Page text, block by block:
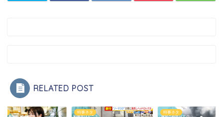
RELATED POST
時事ネタ 時事ネタ 時事ネタ